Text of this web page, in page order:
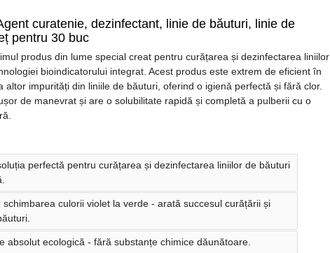
curatenie, dezinfectant, linie de băuturi, linie de
pentru 30 buc
produs din lume special creat pentru curățarea și dezinfectarea liniilor
bioindicatorului integrat. Acest produs este extrem de eficient în
altor impurități din liniile de băuturi, oferind o igienă perfectă și fără clor.
de manevrat și are o solubilitate rapidă și completă a pulberii cu o
perfectă pentru curățarea și dezinfectarea liniilor de băuturi
culorii violet la verde - arată succesul curățării și
absolut ecologică - fără substanțe chimice dăunătoare.